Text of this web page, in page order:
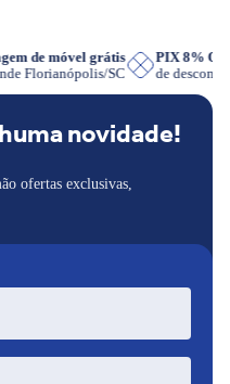
de móvel grátis
Florianópolis/SC
PIX 8%
de
novidade!
ofertas exclusivas,